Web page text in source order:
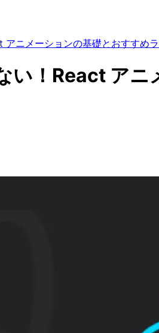
ニメーションの基礎とおすすめ
い！React ア